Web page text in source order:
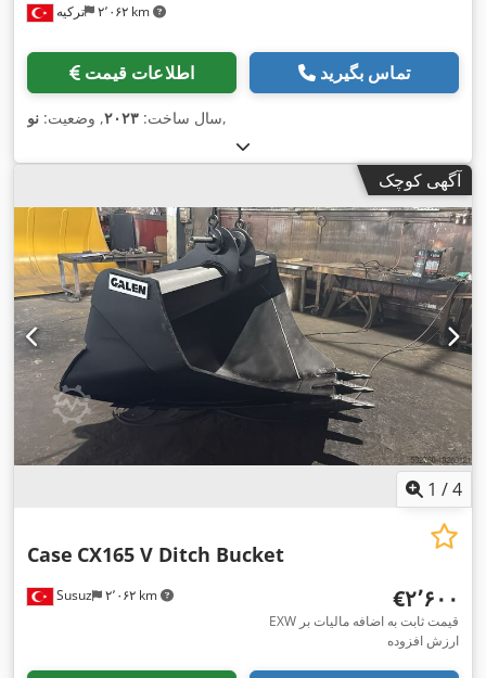
ترکیه ۲٬۰۶۲ km
اطلاعات قیمت تماس بگیرید
سال ساخت: ۲۰۲۳, وضعیت: نو ,
آگهی کوچک
1 /4
Susuz ۲٬۰۶۲ km
Case CX165 V Ditch Bucket
‎€۲٬۶۰۰
EXW قیمت ثابت به اضافه مالیات بر
ارزش افزوده